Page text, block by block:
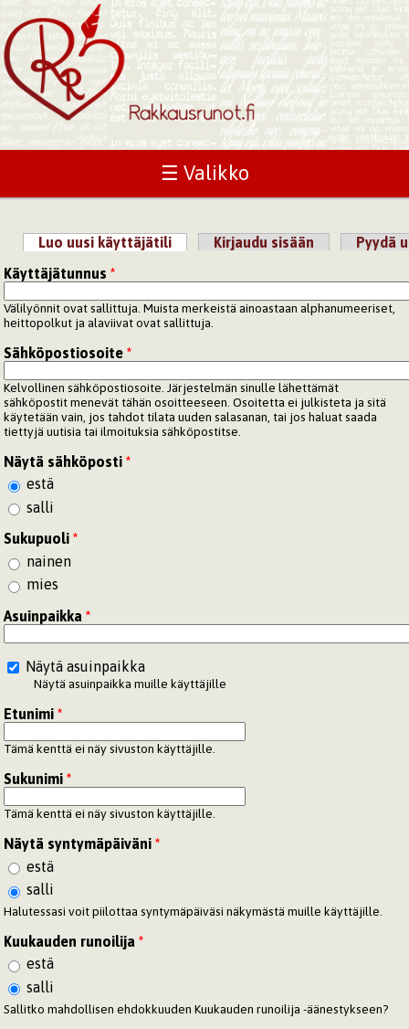
☰ Valikko
Ensisijaiset välilehdet
Luo uusi käyttäjätili (aktiivinen välilehti)
Kirjaudu sisään
Pyydä
Käyttäjätunnus*
Välilyönnit ovat sallittuja. Muista merkeistä ainoastaan alphanumeeriset,
heittopolkut ja alaviivat ovat sallittuja.
Sähköpostiosoite*
Kelvollinen sähköpostiosoite. Järjestelmän sinulle lähettämät
sähköpostit menevät tähän osoitteeseen. Osoitetta ei julkisteta ja sitä
käytetään vain, jos tahdot tilata uuden salasanan, tai jos haluat saada
tiettyjä uutisia tai ilmoituksia sähköpostitse.
Näytä sähköposti*
estä
salli
Sukupuoli*
nainen
mies
Asuinpaikka*
Näytä asuinpaikka
Näytä asuinpaikka muille käyttäjille
Etunimi*
Tämä kenttä ei näy sivuston käyttäjille.
Sukunimi*
Tämä kenttä ei näy sivuston käyttäjille.
Näytä syntymäpäiväni*
estä
salli
Halutessasi voit piilottaa syntymäpäiväsi näkymästä muille käyttäjille.
Kuukauden runoilija*
estä
salli
Sallitko mahdollisen ehdokkuuden Kuukauden runoilija -äänestykseen?